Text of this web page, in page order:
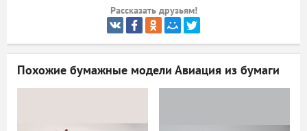
Рассказать друзьям!
Похожие бумажные модели Авиация из бумаги